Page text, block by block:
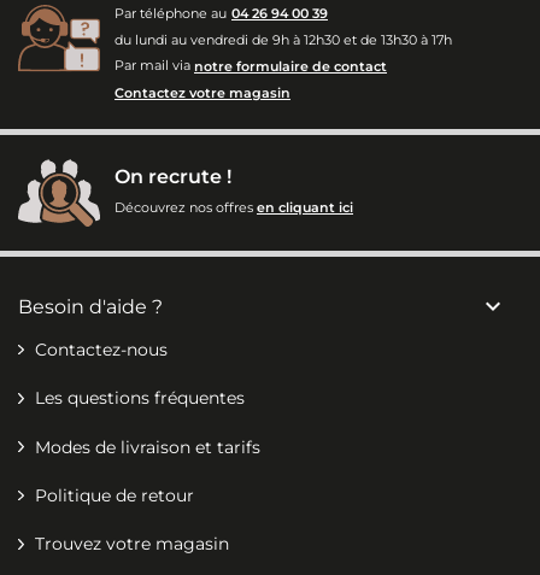
Par téléphone au 04 26 94 00 39
du lundi au vendredi de 9h à 12h30 et de 13h30 à 17h
Par mail via notre formulaire de contact
Contactez votre magasin
On recrute !
Découvrez nos offres en cliquant ici
Besoin d'aide ? 
Contactez-nous
Les questions fréquentes
Modes de livraison et tarifs
Politique de retour
Trouvez votre magasin